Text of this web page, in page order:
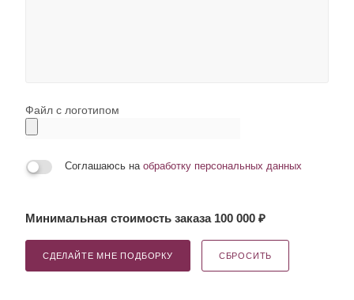
Файл с логотипом
Соглашаюсь на обработку персональных данных
Минимальная стоимость заказа 100 000 ₽
СДЕЛАЙТЕ МНЕ ПОДБОРКУ СБРОСИТЬ